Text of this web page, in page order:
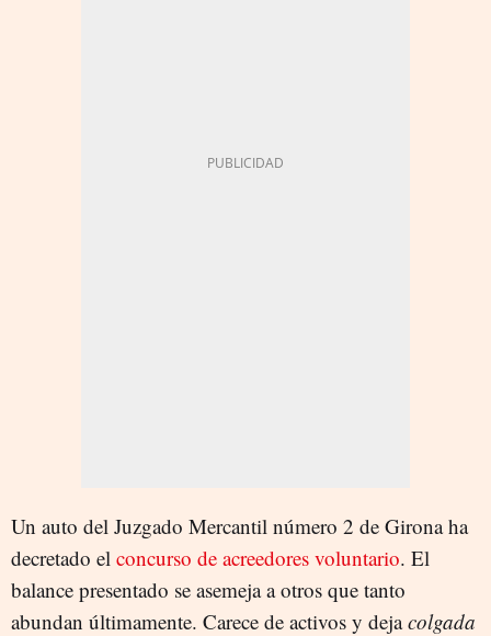
Un auto del Juzgado Mercantil número 2 de Girona ha
decretado el concurso de acreedores voluntario. El
balance presentado se asemeja a otros que tanto
abundan últimamente. Carece de activos y dejacolgada